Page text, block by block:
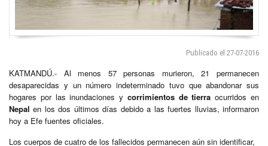
Publicado el 27-07-2016
KATMANDÚ.- Al menos 57 personas murieron, 21 permanecen
desaparecidas y un número indeterminado tuvo que abandonar sus
hogares por las inundaciones y corrimientos de tierra ocurridos en
Nepal en los dos últimos días debido a las fuertes lluvias, informaron
hoy a Efe fuentes oficiales.
Los cuerpos de cuatro de los fallecidos permanecen aún sin identificar,